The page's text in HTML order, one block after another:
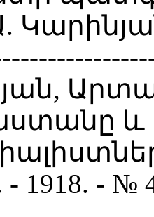
և
1918. - №